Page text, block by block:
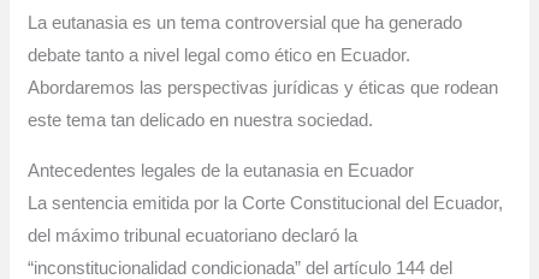
La eutanasia es un tema controversial que ha generado
debate tanto a nivel legal como ético en Ecuador.
Abordaremos las perspectivas jurídicas y éticas que rodean
este tema tan delicado en nuestra sociedad.
Antecedentes legales de la eutanasia en Ecuador
La sentencia emitida por la Corte Constitucional del Ecuador,
del máximo tribunal ecuatoriano declaró la
“inconstitucionalidad condicionada” del artículo 144 del